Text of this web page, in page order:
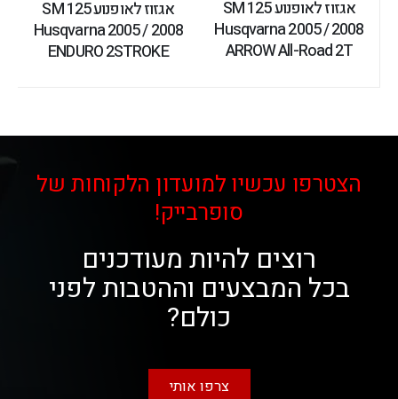
אגזוז לאופנוע SM 125
Husqvarna 2005 / 2008
ARROW All-Road 2T
אגזוז לאופנוע SM 125
Husqvarna 2005 / 2008
ENDURO 2STROKE
הצטרפו עכשיו למועדון הלקוחות של
סופרבייק!
רוצים להיות מעודכנים
בכל המבצעים וההטבות לפני
כולם?
צרפו אותי